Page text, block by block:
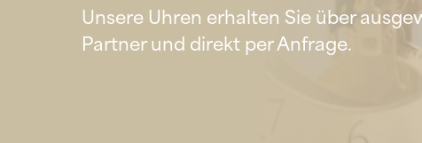
Unsere Uhren erhalten Sie über
Partner und direkt per Anfrage.